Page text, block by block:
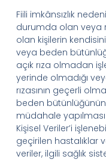
Fiili imkânsızlık
durumda olan veya
olan kişilerin
veya beden
açık rıza olmadan
yerinde olmadığı
rızasının geçerli
beden bütünlüğünün
müdahale yapılması
Kişisel Veriler’i
geçirilen hastalıklar
veriler, ilgili sağlık